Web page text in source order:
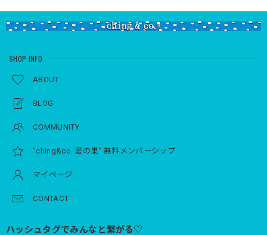
SHOP INFO
ABOUT
BLOG
COMMUNITY
"ching&co. 愛の巣" 無料メンバーシップ
マイページ
CONTACT
ハッシュタグでみんなと繋がる♡